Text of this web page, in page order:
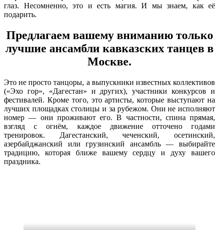
глаз. Несомненно, это и есть магия. И мы знаем, как её
подарить.
Предлагаем вашему вниманию только
лучшие ансамбли кавказских танцев в
Москве.
Это не просто танцоры, а выпускники известных коллективов
(«Эхо гор», «Дагестан» и других), участники конкурсов и
фестивалей. Кроме того, это артисты, которые выступают на
лучших площадках столицы и за рубежом. Они не исполняют
номер — они проживают его. В частности, спина прямая,
взгляд с огнём, каждое движение отточено годами
тренировок. Дагестанский, чеченский, осетинский,
азербайджанский или грузинский ансамбль — выбирайте
традицию, которая ближе вашему сердцу и духу вашего
праздника.